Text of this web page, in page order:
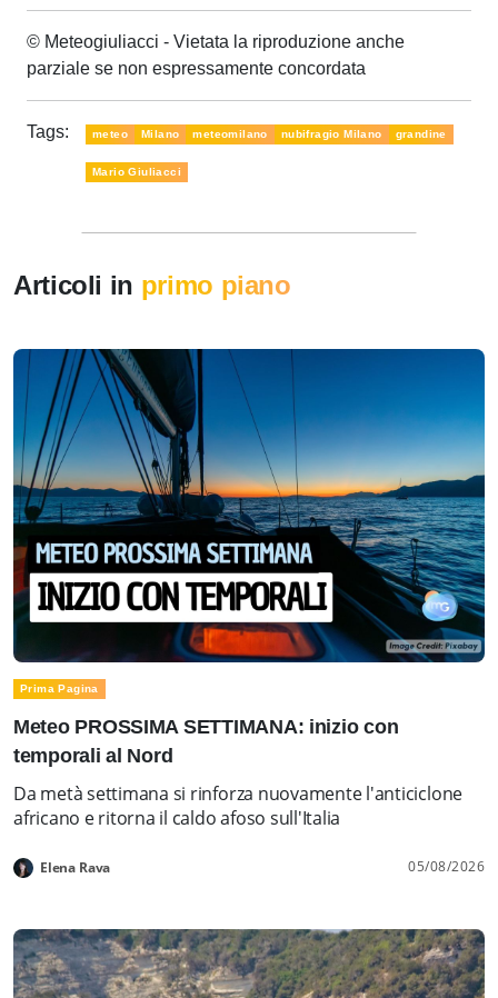
© Meteogiuliacci - Vietata la riproduzione anche
parziale se non espressamente concordata
Tags: meteo Milano meteomilano nubifragio Milano grandine
Mario Giuliacci
Articoli in primo piano
Prima Pagina
Meteo PROSSIMA SETTIMANA: inizio con
temporali al Nord
Da metà settimana si rinforza nuovamente l'anticiclone
africano e ritorna il caldo afoso sull'Italia
Elena Rava 05/08/2026